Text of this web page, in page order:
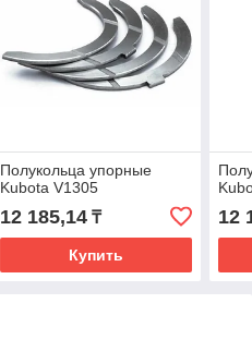
Полукольца упорные
Kubota V1305
12 185,14₸
Купить
12